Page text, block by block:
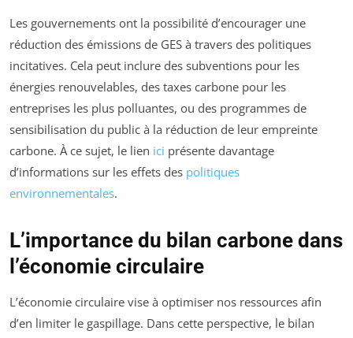
Les gouvernements ont la possibilité d’encourager une
réduction des émissions de GES à travers des politiques
incitatives. Cela peut inclure des subventions pour les
énergies renouvelables, des taxes carbone pour les
entreprises les plus polluantes, ou des programmes de
sensibilisation du public à la réduction de leur empreinte
carbone. À ce sujet, le lien ici présente davantage
d’informations sur les effets des politiques
environnementales.
L’importance du bilan carbone dans
l’économie circulaire
L’économie circulaire vise à optimiser nos ressources afin
d’en limiter le gaspillage. Dans cette perspective, le bilan